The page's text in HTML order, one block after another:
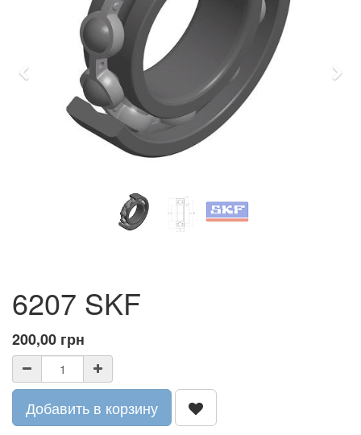
Previous
6207 SKF
200,00 грн
Добавить в корзину